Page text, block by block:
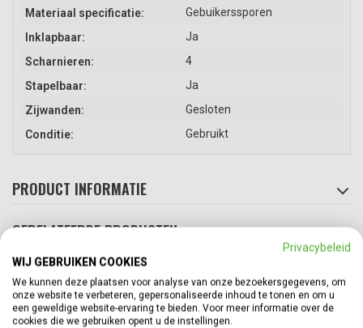
Materiaal specificatie:
Gebuikerssporen
Inklapbaar:
Ja
Scharnieren:
4
Stapelbaar:
Ja
Zijwanden:
Gesloten
Conditie:
Gebruikt
PRODUCT INFORMATIE
GERELATEERDE PRODUCTEN
Privacybeleid
WIJ GEBRUIKEN COOKIES
We kunnen deze plaatsen voor analyse van onze bezoekersgegevens, om
onze website te verbeteren, gepersonaliseerde inhoud te tonen en om u
een geweldige website-ervaring te bieden. Voor meer informatie over de
cookies die we gebruiken opent u de instellingen.